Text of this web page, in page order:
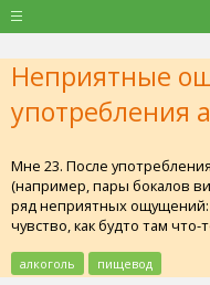
Неприятные
употребления
Мне 23. После
(например, пары бокалов
ряд неприятных
чувство, как будто там
алкоголь пищевод